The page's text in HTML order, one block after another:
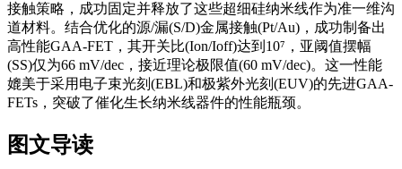
接触策略，成功固定并释放了这些超细硅纳米线作为准一维沟
道材料。结合优化的源/漏(S/D)金属接触(Pt/Au)，成功制备出
高性能GAA-FET，其开关比(Ion/Ioff)达到10⁷，亚阈值摆幅
(SS)仅为66 mV/dec，接近理论极限值(60 mV/dec)。这一性能
媲美于采用电子束光刻(EBL)和极紫外光刻(EUV)的先进GAA-
FETs，突破了催化生长纳米线器件的性能瓶颈。
图文导读